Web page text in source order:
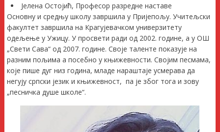
Јелена Остојић, Професор разредне наставе
Основну и средњу школу завршила у Пријепољу. Учитељски
факултет завршила на Крагујевачком универзитету
одељење у Ужицу. У просвети ради од 2002. године, а у ОШ
„Свети Сава“ од 2007. године. Своје таленте показује на
разним пољима а посебно у књижевности. Својим песмама,
које пише дуг низ година, младе нараштаје усмерава да
негују српски језик и књижевност, па је због тога и зову
„песничка душе школе“.